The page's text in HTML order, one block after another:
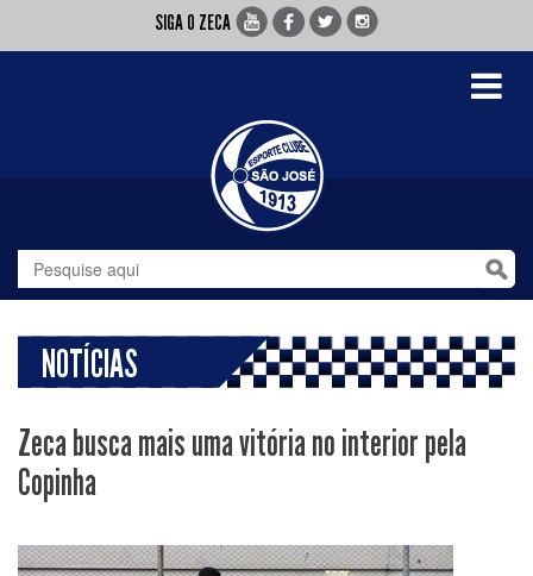
SIGA O ZECA
Toggle
NOTÍCIAS
Zeca busca mais uma vitória no interior pela
Copinha